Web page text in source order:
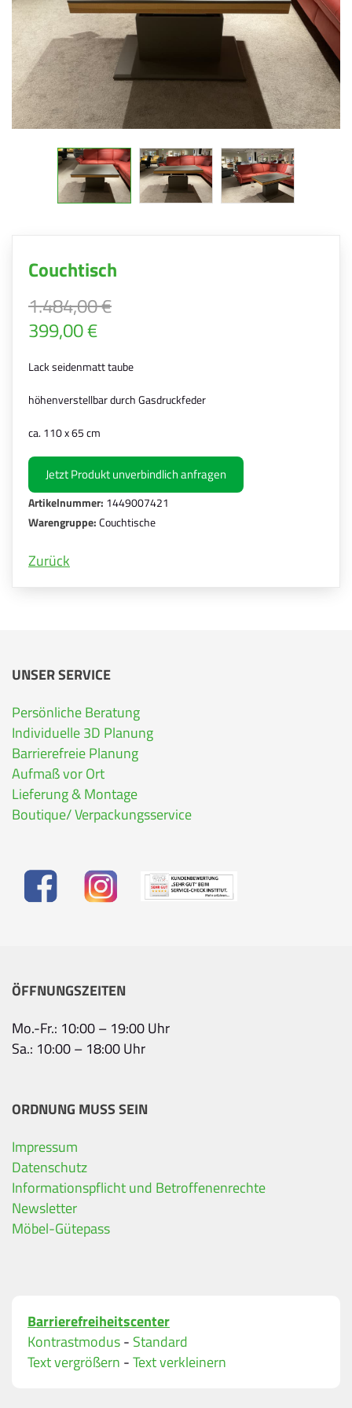
Couchtisch
1.484,00 €
399,00 €
Lack seidenmatt taube
höhenverstellbar durch Gasdruckfeder
ca. 110 x 65 cm
Jetzt Produkt unverbindlich anfragen
Artikelnummer: 1449007421
Warengruppe:Couchtische
Zurück
UNSER SERVICE
Persönliche Beratung
Individuelle 3D Planung
Barrierefreie Planung
Aufmaß vor Ort
Lieferung & Montage
Boutique/ Verpackungsservice
ÖFFNUNGSZEITEN
Mo.-Fr.: 10:00 – 19:00 Uhr
Sa.: 10:00 – 18:00 Uhr
ORDNUNG MUSS SEIN
Impressum
Datenschutz
Informationspflicht und Betroffenenrechte
Newsletter
Möbel-Gütepass
Barrierefreiheitscenter
Kontrastmodus- Standard
Text vergrößern -Text verkleinern
Ihre Kontaktdaten
Alle mit Stern gekennzeichneten Felder sind
Name
Bitte geben Sie eine gültige E-Mail-Adresse ein.
Telefon*